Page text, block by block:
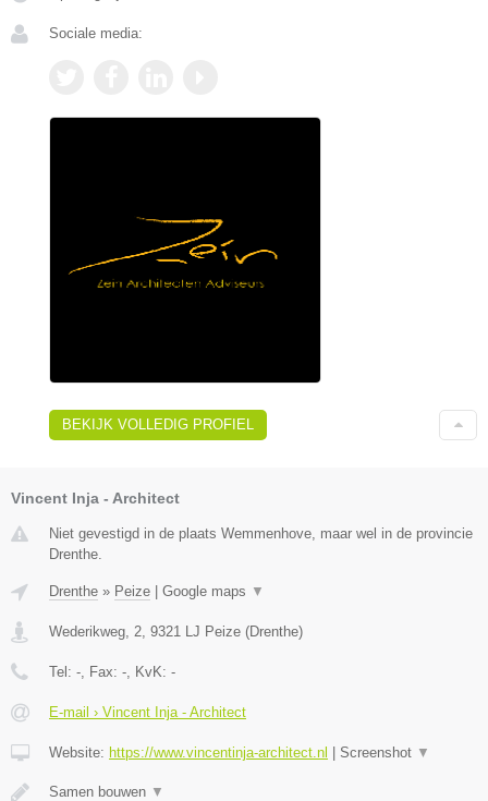
Sociale media:
BEKIJK VOLLEDIG PROFIEL
Vincent Inja - Architect
Niet gevestigd in de plaats Wemmenhove, maar wel in de provincie
Drenthe.
Drenthe » Peize Google maps ▼
Wederikweg, 2 9321 LJ Peize (Drenthe)
Tel: - , Fax: - , KvK: -
E-mail › Vincent Inja - Architect
Website: https://www.vincentinja-architect.nl Screenshot ▼
Samen bouwen ▼